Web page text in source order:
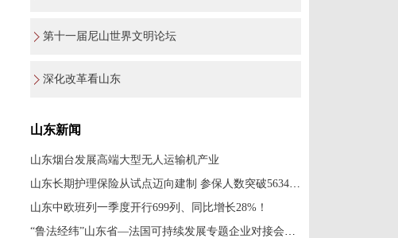
第十一届尼山世界文明论坛
深化改革看山东
山东新闻
山东烟台发展高端大型无人运输机产业
山东长期护理保险从试点迈向建制 参保人数突破5634万人
山东中欧班列一季度开行699列、同比增长28%！
“鲁法经纬”山东省—法国可持续发展专题企业对接会在济南举行